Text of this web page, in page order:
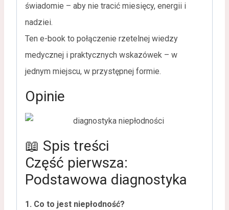
świadomie – aby nie tracić miesięcy, energii i
nadziei.
Ten e-book to połączenie rzetelnej wiedzy
medycznej i praktycznych wskazówek – w
jednym miejscu, w przystępnej formie.
Opinie
📖 Spis treści
Część pierwsza:
Podstawowa diagnostyka
1. Co to jest niepłodność?